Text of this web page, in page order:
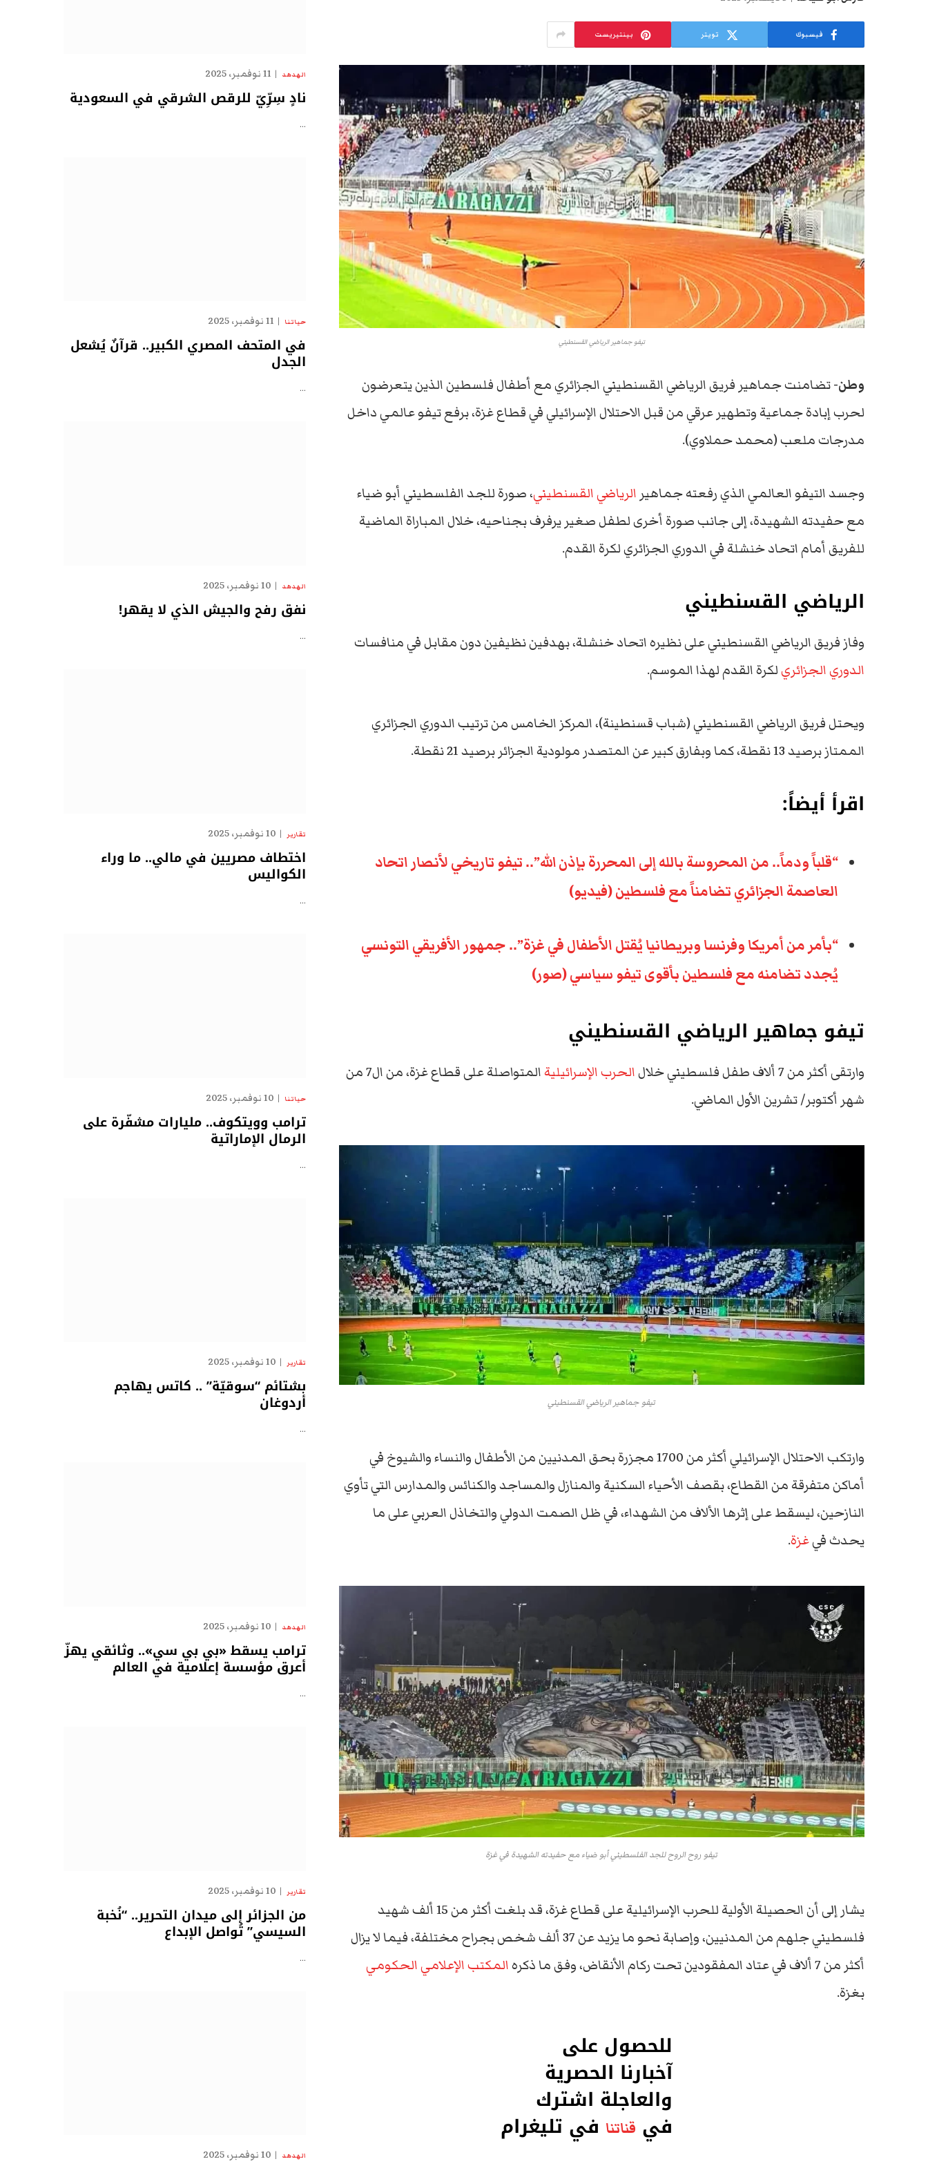
فيسبوك تويتر بينتيريست
تيفو جماهير الرياضي القسنطيني
وطن-تضامنت جماهير فريق الرياضي القسنطيني الجزائري مع أطفال فلسطين الذين يتعرضون
لحرب إبادة جماعية وتطهير عرقي من قبل الاحتلال الإسرائيلي في قطاع غزة، برفع تيفو عالمي داخل
مدرجات ملعب (محمد حملاوي).
وجسد التيفو العالمي الذي رفعته جماهير الرياضي القسنطيني، صورة للجد الفلسطيني أبو ضياء
مع حفيدته الشهيدة، إلى جانب صورة أخرى لطفل صغير يرفرف بجناحيه، خلال المباراة الماضية
للفريق أمام اتحاد خنشلة في الدوري الجزائري لكرة القدم.
الرياضي القسنطيني
وفاز فريق الرياضي القسنطيني على نظيره اتحاد خنشلة، بهدفين نظيفين دون مقابل في منافسات
الدوري الجزائريلكرة القدم لهذا الموسم.
ويحتل فريق الرياضي القسنطيني (شباب قسنطينة)، المركز الخامس من ترتيب الدوري الجزائري
الممتاز برصيد 13 نقطة، كما وبفارق كبير عن المتصدر مولودية الجزائر برصيد 21 نقطة.
اقرأ أيضاً:
“قلباً ودماً.. من المحروسة بالله إلى المحررة بإذن الله”.. تيفو تاريخي لأنصار اتحاد
العاصمة الجزائري تضامناً مع فلسطين (فيديو)
“بأمر من أمريكا وفرنسا وبريطانيا يُقتل الأطفال في غزة”.. جمهور الأفريقي التونسي
يُجدد تضامنه مع فلسطين بأقوى تيفو سياسي (صور)
تيفو جماهير الرياضي القسنطيني
وارتقى أكثر من 7 ألاف طفل فلسطيني خلال الحرب الإسرائيلية
المتواصلة على قطاع غزة، من ال7 من
شهر أكتوبر/ تشرين الأول الماضي.
تيفو جماهير الرياضي القسنطيني
وارتكب الاحتلال الإسرائيلي أكثر من 1700 مجزرة بحق المدنيين من الأطفال والنساء والشيوخ في
أماكن متفرقة من القطاع، بقصف الأحياء السكنية والمنازل والمساجد والكنائس والمدارس التي تأوي
النازحين، ليسقط على إثرها الألاف من الشهداء، في ظل الصمت الدولي والتخاذل العربي على ما
يحدث فيغزة.
تيفو روح الروح للجد الفلسطيني أبو ضياء مع حفيدته الشهيدة في غزة
يشار إلى أن الحصيلة الأولية للحرب الإسرائيلية على قطاع غزة، قد بلغت أكثر من 15 ألف شهيد
فلسطيني جلهم من المدنيين، وإصابة نحو ما يزيد عن 37 ألف شخص بجراح مختلفة، فيما لا يزال
أكثر من 7 ألاف في عتاد المفقودين تحت ركام الأنقاض، وفق ما ذكره
المكتب الإعلامي الحكومي
بغزة.
للحصول على
آخبارنا الحصرية
والعاجلة اشترك
في قناتنا في تليغرام
الهدهد 11 نوفمبر، 2025
نادٍ سِرِّيّ للرقص الشرقي في السعودية
…
حياتنا 11 نوفمبر، 2025
في المتحف المصري الكبير.. قرآنٌ يُشعل
الجدل
…
الهدهد 10 نوفمبر، 2025
نفق رفح والجيش الذي لا يقهر!
…
تقارير 10 نوفمبر، 2025
اختطاف مصريين في مالي.. ما وراء
الكواليس
…
حياتنا 10 نوفمبر، 2025
ترامب وويتكوف.. مليارات مشفّرة على
الرمال الإماراتية
…
تقارير 10 نوفمبر، 2025
بشتائم “سوقيّة” .. كاتس يهاجم
أردوغان
…
الهدهد 10 نوفمبر، 2025
ترامب يسقط «بي بي سي».. وثائقي يهزّ
أعرق مؤسسة إعلامية في العالم
…
تقارير 10 نوفمبر، 2025
من الجزائر إلى ميدان التحرير.. “نُخبة
السيسي” تُواصل الإبداع
…
الهدهد 10 نوفمبر، 2025